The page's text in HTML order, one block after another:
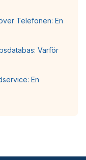
Telefonen: En
Varför
En